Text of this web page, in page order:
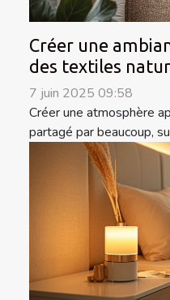
Créer une
des textiles
7 juin 2025 09:58
Créer une atmosphère
partagé par beaucoup,